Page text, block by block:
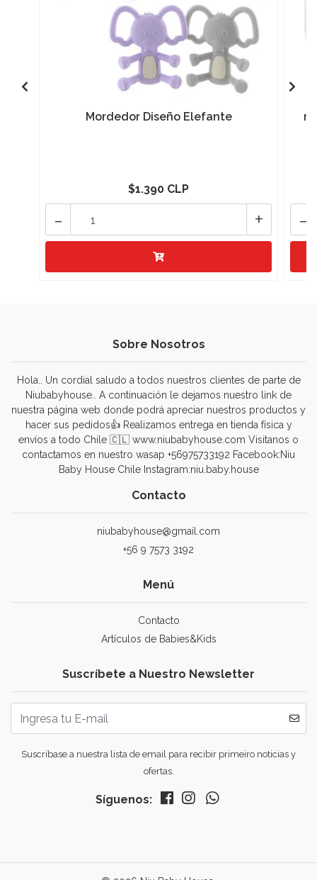
Mordedor Diseño Elefante
$1.390 CLP
+
- -
Sobre Nosotros
Hola.. Un cordial saludo a todos nuestros clientes de parte de
Niubabyhouse.. A continuación le dejamos nuestro link de
nuestra página web donde podrá apreciar nuestros productos y
hacer sus pedidos👍 Realizamos entrega en tienda física y
envíos a todo Chile 🇨🇱 www.niubabyhouse.com Visitanos o
contactamos en nuestro wasap +56975733192 Facebook:Niu
Baby House Chile Instagram:niu.baby.house
Contacto
niubabyhouse@gmail.com
+56 9 7573 3192
Menú
Contacto
Artículos de Babies&Kids
Suscríbete a Nuestro Newsletter
Suscríbase a nuestra lista de email para recibir primeiro noticias y
ofertas.
Síguenos: